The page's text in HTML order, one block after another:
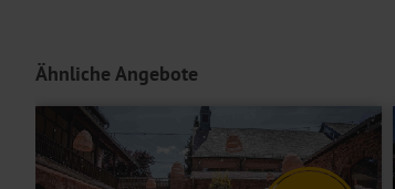
oder Minibar sowie teilweise einem Kaffee- und
Doppelzimmer Komfort King
sind bei gleicher
Einzelzimmersind Doppelzimmer zur
Hoteleinrichtungen und Zimmerausstattung teilweise gegen
Ähnliche Angebote